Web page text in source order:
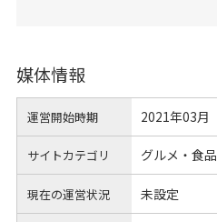
媒体情報
運営開始時期 2021年03月
サイトカテゴリ グルメ・食品
現在の運営状況 未設定